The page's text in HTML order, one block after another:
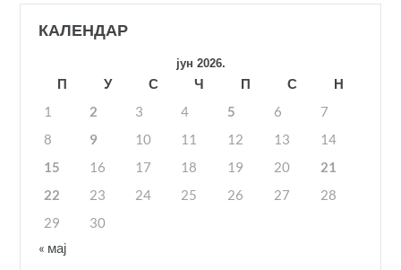
КАЛЕНДАР
јун 2026.
П У С Ч П С
Н
1
2 3 4 5 6
7
8
9 10 11 12 13
14
15
16 17 18 19 20
21
22
23 24 25 26 27
28
29
30
« мај